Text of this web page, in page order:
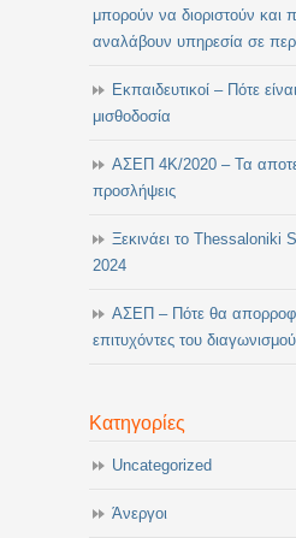
μπορούν να διοριστούν και
αναλάβουν υπηρεσία σε
Εκπαιδευτικοί – Πότε
μισθοδοσία
ΑΣΕΠ 4Κ/2020 – Τα
προσλήψεις
Ξεκινάει το Thessaloniki
2024
ΑΣΕΠ – Πότε θα
επιτυχόντες του διαγωνισμού
Κατηγορίες
Uncategorized
Άνεργοι